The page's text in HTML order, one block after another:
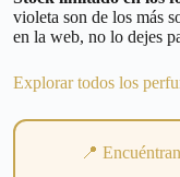
violeta son de los más
en la web, no lo dejes
Explorar todos los
📍